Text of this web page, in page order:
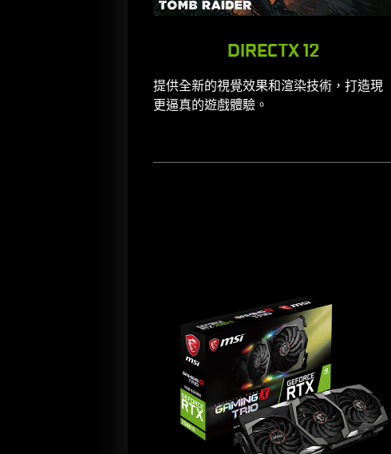
DIRECTX 12
提供全新的視覺效果和渲染技術，打造現
更逼真的遊戲體驗。